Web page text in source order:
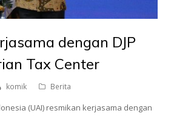
dengan DJP
Tax Center
komik Berita
(UAI) resmikan kerjasama dengan